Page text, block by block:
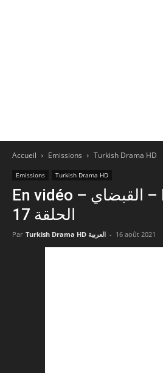
Accueil Emissions Turkish Drama HD
Emissions Turkish Drama HD
En vidéo – القبضاي – Karadayı
الحلقة 17
Par Turkish Drama HD العربية - 16 août 2021